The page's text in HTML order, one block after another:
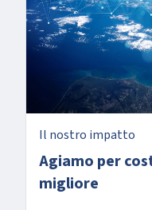
Il nostro impatto
Agiamo per
migliore